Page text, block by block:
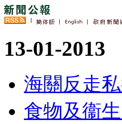
13-01-2013
海關反走
食物及衞